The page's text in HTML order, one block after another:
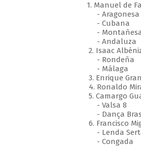
1. Manuel de
- Aragonesa
- Cubana
-
-
2. Isaac Albéniz
- Rondeña
- Málaga
3. Enrique
4. Ronaldo
5. Camargo
- Valsa 8
- Dança
6. Francisco
- Lenda
- Congada